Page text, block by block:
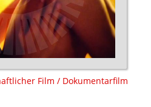
Film / Dokumentarfilm